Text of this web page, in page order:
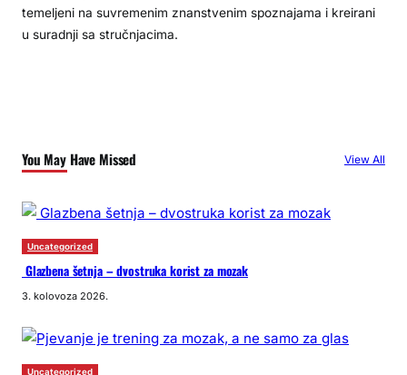
temeljeni na suvremenim znanstvenim spoznajama i kreirani
u suradnji sa stručnjacima.
You May Have Missed View All
Uncategorized
Glazbena šetnja – dvostruka korist za mozak
3. kolovoza 2026.
Uncategorized